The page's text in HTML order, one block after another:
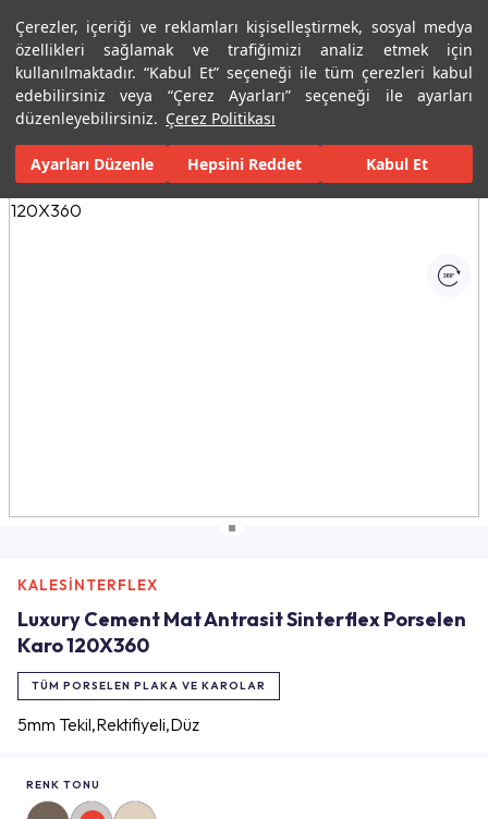
Çerezler, içeriği ve reklamları kişiselleştirmek, sosyal medya
özellikleri sağlamak ve trafiğimizi analiz etmek için
kullanılmaktadır. “Kabul Et” seçeneği ile tüm çerezleri kabul
edebilirsiniz veya “Çerez Ayarları” seçeneği ile ayarları
düzenleyebilirsiniz. Çerez Politikası
Ayarları Düzenle Hepsini Reddet Kabul Et
Menü Menü
Ana Sayfa Karolar Porselen Plaka ve Karolar Tüm Porselen
Tüm Görseller(1)
KALESİNTERFLEX
Luxury Cement Mat Antrasit Sinterflex Porselen
Karo 120X360
TÜM PORSELEN PLAKA VE KAROLAR
5mm Tekil,Rektifiyeli,Düz
RENK TONU